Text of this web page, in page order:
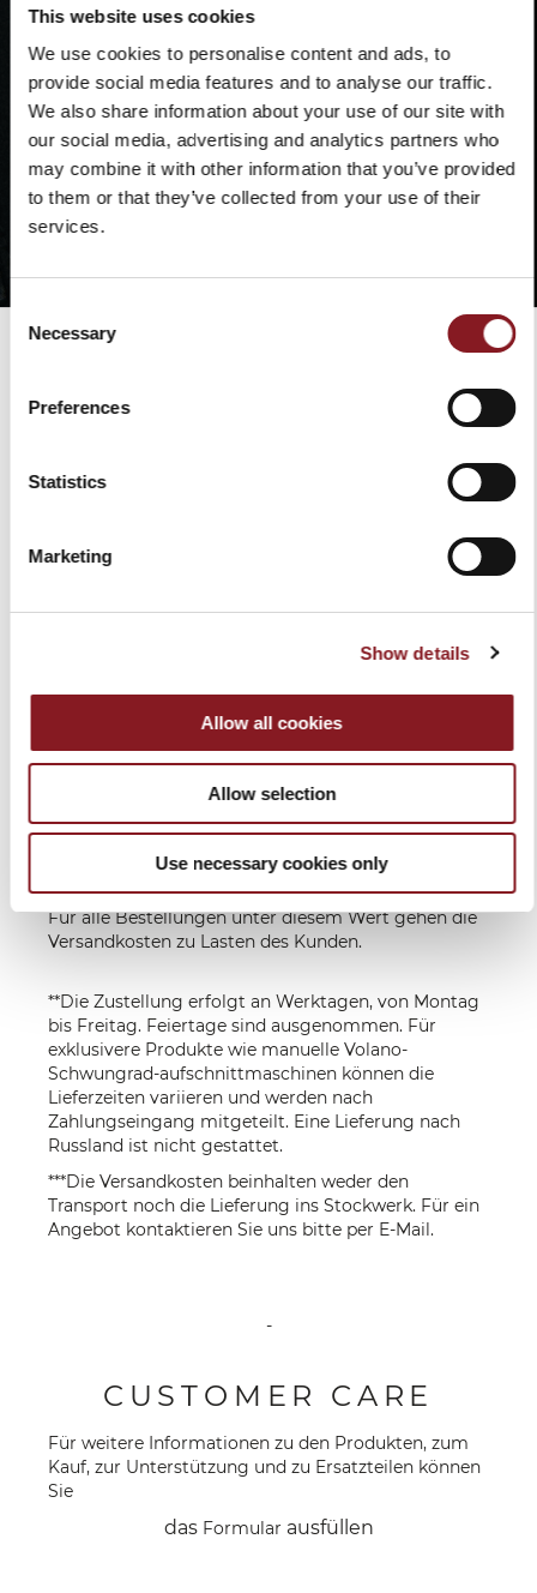
This website uses cookies
We use cookies to personalise content and ads, to
provide social media features and to analyse our traffic.
We also share information about your use of our site with
our social media, advertising and analytics partners who
may combine it with other information that you’ve provided
to them or that they’ve collected from your use of their
services.
Consent
Selection
Necessary
Preferences
Statistics
Marketing
Show details
Allow all cookies
Allow selection
Use necessary cookies only
mit ähnlichen Farben.
Für optimale Ergebnisse milde Waschmittel
verwenden.
Europa
Lieferung in 6 -
Zahlungseingang
EU
Bestimmungsland
Zahlungseingang.
Für exklusivere Produkte wie manuelle Volano-
Lieferzeiten variieren und werden nach
Zahlungseingang mitgeteilt.
versendet werden.
*Der Versand ist für Bestellungen mit einem Wert
von über 150,00 Euro in allen EU Ländern kostenfrei.
Für alle Bestellungen unter diesem Wert gehen die
Versandkosten zu Lasten des Kunden.
**Die Zustellung erfolgt an Werktagen, von Montag
bis Freitag. Feiertage sind ausgenommen. Für
exklusivere Produkte wie manuelle Volano-
Schwungrad-aufschnittmaschinen können die
Lieferzeiten variieren und werden nach
Zahlungseingang mitgeteilt. Eine Lieferung nach
Russland ist nicht gestattet.
***Die Versandkosten beinhalten weder den
Transport noch die Lieferung ins Stockwerk. Für ein
Angebot kontaktieren Sie uns bitte per E-Mail.
-
CUSTOMER CARE
Für weitere Informationen zu den Produkten, zum
Kauf, zur Unterstützung und zu Ersatzteilen können
Sie
das Formular ausfüllen